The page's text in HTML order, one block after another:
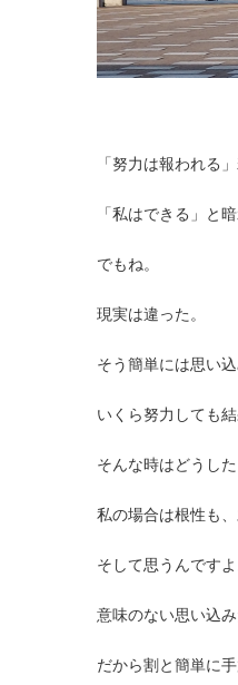
「努力は報われる
「私はできる」と
でもね。
現実は違った。
そう簡単には思い
いくら努力しても
そんな時はどうし
私の場合は根性も
そして思うんですよ
意味のない思い込
だから割と簡単に